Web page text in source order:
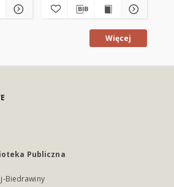
Więcej
Publiczna
Biedrawiny